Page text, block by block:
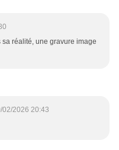
réalité, une gravure image
02/2026 20:43